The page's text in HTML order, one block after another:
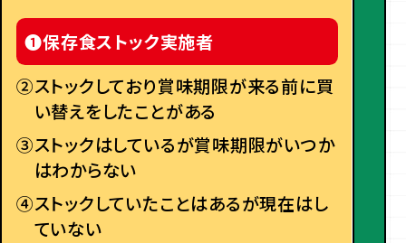
❶保存食ストック実施者
②ストックしており賞味期限が来る前に買
い替えをしたことがある
③ストックはしているが賞味期限がいつか
はわからない
④ストックしていたことはあるが現在はし
ていない